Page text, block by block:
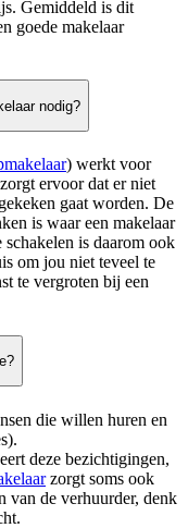
Gemiddeld is dit
goede makelaar
nodig?
) werkt voor
ervoor dat er niet
gaat worden. De
is waar een makelaar
is daarom ook
om jou niet teveel te
te vergroten bij een
die willen huren en
deze bezichtigingen,
zorgt soms ook
van de verhuurder, denk